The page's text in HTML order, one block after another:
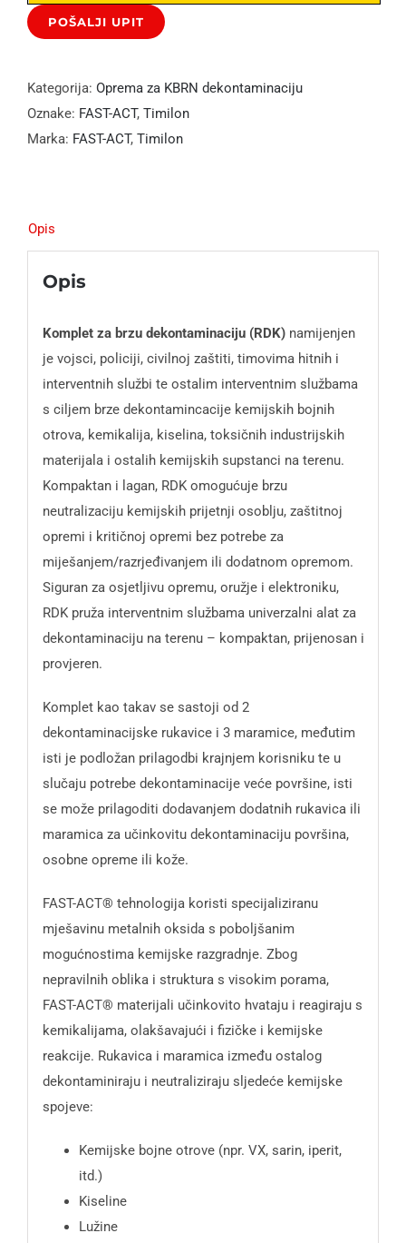
Kategorija: Oprema za KBRN dekontaminaciju
Oznake: FAST-ACT, Timilon
Marka: FAST-ACT, Timilon
Opis
Opis
Komplet za brzu dekontaminaciju (RDK)namijenjen
je vojsci, policiji, civilnoj zaštiti, timovima hitnih i
interventnih službi te ostalim interventnim službama
s ciljem brze dekontamincacije kemijskih bojnih
otrova, kemikalija, kiselina, toksičnih industrijskih
materijala i ostalih kemijskih supstanci na terenu.
Kompaktan i lagan, RDK omogućuje brzu
neutralizaciju kemijskih prijetnji osoblju, zaštitnoj
opremi i kritičnoj opremi bez potrebe za
miješanjem/razrjeđivanjem ili dodatnom opremom.
Siguran za osjetljivu opremu, oružje i elektroniku,
RDK pruža interventnim službama univerzalni alat za
dekontaminaciju na terenu – kompaktan, prijenosan i
provjeren.
Komplet kao takav se sastoji od 2
dekontaminacijske rukavice i 3 maramice, međutim
isti je podložan prilagodbi krajnjem korisniku te u
slučaju potrebe dekontaminacije veće površine, isti
se može prilagoditi dodavanjem dodatnih rukavica ili
maramica za učinkovitu dekontaminaciju površina,
osobne opreme ili kože.
FAST-ACT® tehnologija koristi specijaliziranu
mješavinu metalnih oksida s poboljšanim
mogućnostima kemijske razgradnje. Zbog
nepravilnih oblika i struktura s visokim porama,
FAST-ACT® materijali učinkovito hvataju i reagiraju s
kemikalijama, olakšavajući i fizičke i kemijske
reakcije. Rukavica i maramica između ostalog
dekontaminiraju i neutraliziraju sljedeće kemijske
spojeve:
Kemijske bojne otrove (npr. VX, sarin, iperit,
itd.)
Kiseline
Lužine